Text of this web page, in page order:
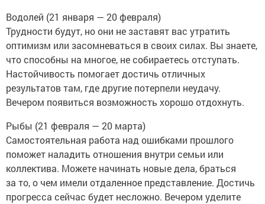
Водолей (21 января — 20 февраля)
Трудности будут, но они не заставят вас утратить
оптимизм или засомневаться в своих силах. Вы знаете,
что способны на многое, не собираетесь отступать.
Настойчивость помогает достичь отличных
результатов там, где другие потерпели неудачу.
Вечером появиться возможность хорошо отдохнуть.
Рыбы (21 февраля — 20 марта)
Самостоятельная работа над ошибками прошлого
поможет наладить отношения внутри семьи или
коллектива. Можете начинать новые дела, браться
за то, о чем имели отдаленное представление. Достичь
прогресса сейчас будет несложно. Вечером уделите